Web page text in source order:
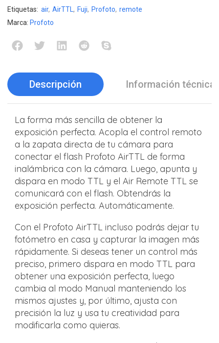
Etiquetas: air, AirTTL, Fuji, Profoto, remote
Marca: Profoto
Descripción Información técnica
La forma más sencilla de obtener la
exposición perfecta. Acopla el control remoto
a la zapata directa de tu cámara para
conectar el flash Profoto AirTTL de forma
inalámbrica con la cámara. Luego, apunta y
dispara en modo TTL y el Air Remote TTL se
comunicará con el flash. Obtendrás la
exposición perfecta. Automáticamente.
Con el Profoto AirTTL incluso podrás dejar tu
fotómetro en casa y capturar la imagen más
rápidamente. Si deseas tener un control más
preciso, primero dispara en modo TTL para
obtener una exposición perfecta, luego
cambia al modo Manual manteniendo los
mismos ajustes y, por último, ajusta con
precisión la luz y usa tu creatividad para
modificarla como quieras.